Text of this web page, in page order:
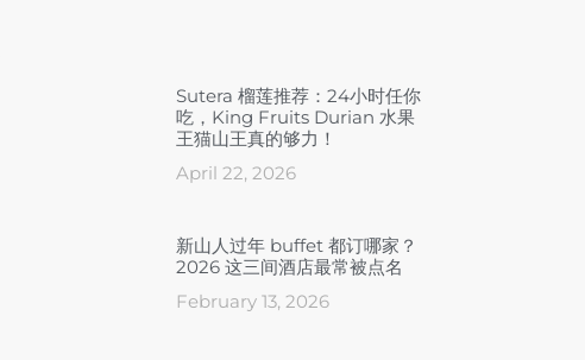
Sutera 榴莲推荐：24小时任你
吃，King Fruits Durian 水果
王猫山王真的够力！
April 22, 2026
新山人过年 buffet 都订哪家？
2026 这三间酒店最常被点名
February 13, 2026